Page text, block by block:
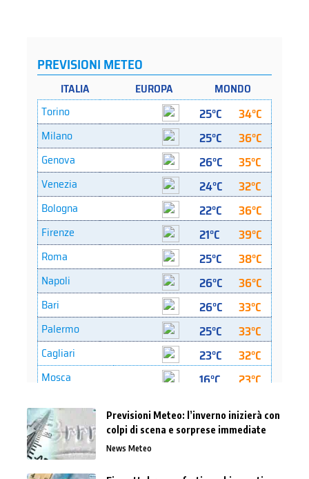
Previsioni Meteo: l’inverno inizierà con
colpi di scena e sorprese immediate
News Meteo